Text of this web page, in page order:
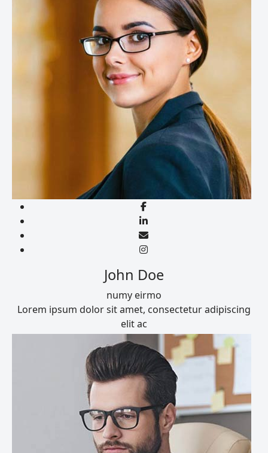
John Doe
numy eirmo
Lorem ipsum dolor sit amet, consectetur adipiscing
elit ac